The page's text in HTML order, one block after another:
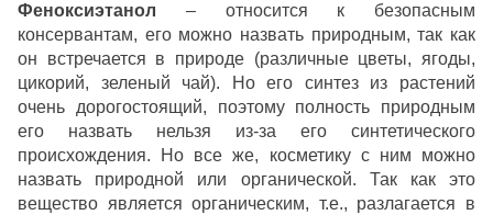
Феноксиэтанол – относится к безопасным
консервантам, его можно назвать природным, так как
он встречается в природе (различные цветы, ягоды,
цикорий, зеленый чай). Но его синтез из растений
очень дорогостоящий, поэтому полность природным
его назвать нельзя из-за его синтетического
происхождения. Но все же, косметику с ним можно
назвать природной или органической. Так как это
вещество является органическим, т.е., разлагается в